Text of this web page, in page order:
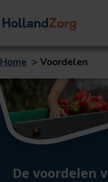
Home > Voordelen
De voordelen